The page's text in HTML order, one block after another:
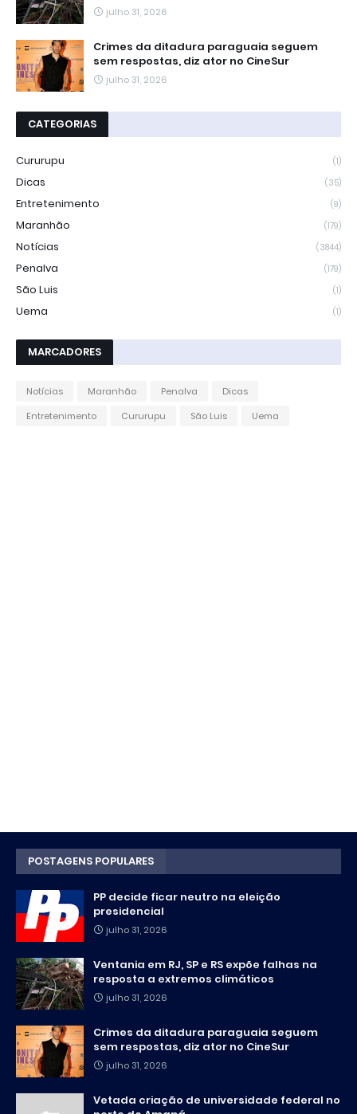
julho 31, 2026
Crimes da ditadura paraguaia seguem
sem respostas, diz ator no CineSur
julho 31, 2026
CATEGORIAS
Cururupu (1)
Dicas (35)
Entretenimento (9)
Maranhão (179)
Notícias (3844)
Penalva (179)
São Luis (1)
Uema (1)
MARCADORES
Notícias Maranhão Penalva
Dicas
Entretenimento
Cururupu São Luis Uema
POSTAGENS POPULARES
PP decide ficar neutro na eleição
presidencial
julho 31, 2026
Ventania em RJ, SP e RS expõe falhas na
resposta a extremos climáticos
julho 31, 2026
Crimes da ditadura paraguaia seguem
sem respostas, diz ator no CineSur
julho 31, 2026
Vetada criação de universidade federal no